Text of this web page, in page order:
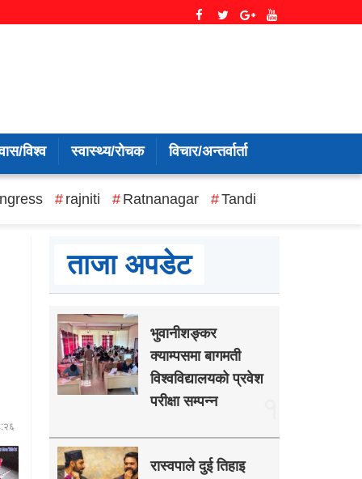
विश्व स्वास्थ्य/रोचक विचार/अन्तर्वार्ता
rajniti Ratnanagar Tandi
ताजा अपडेट
भुवानीशङ्कर
क्याम्पसमा बागमती
विश्वविद्यालयको प्रवेश
परीक्षा सम्पन्न
रास्वपाले दुई तिहाइ